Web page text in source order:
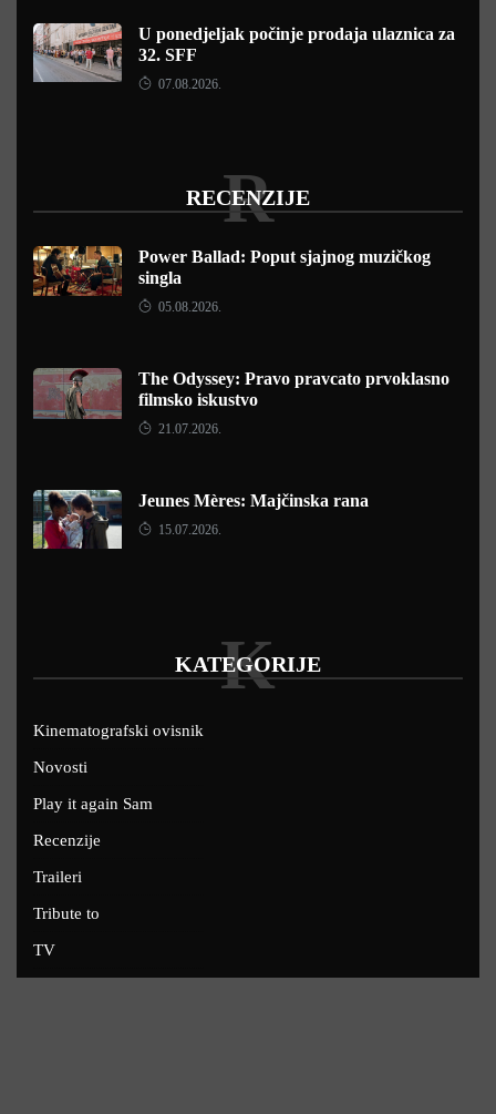
U ponedjeljak počinje prodaja ulaznica za
32. SFF
07.08.2026.
RECENZIJE
R
Power Ballad: Poput sjajnog muzičkog
singla
05.08.2026.
The Odyssey: Pravo pravcato prvoklasno
filmsko iskustvo
21.07.2026.
Jeunes Mères: Majčinska rana
15.07.2026.
KATEGORIJE
K
Kinematografski ovisnik
Novosti
Play it again Sam
Recenzije
Traileri
Tribute to
TV